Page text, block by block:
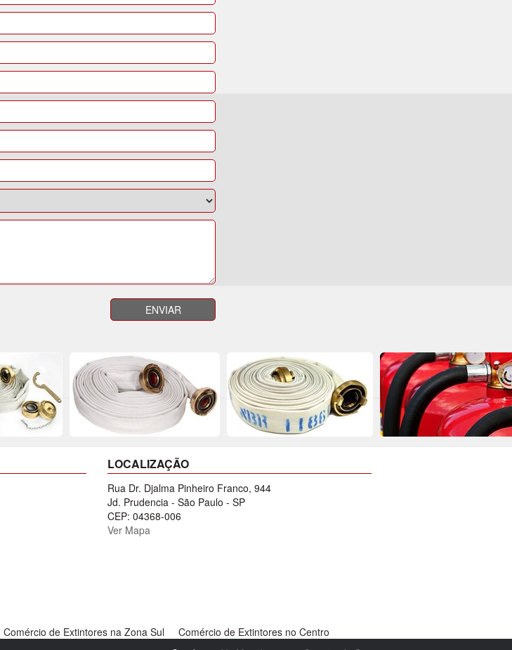
LOCALIZAÇÃO
Rua Dr. Djalma Pinheiro Franco, 944
Jd. Prudencia - São Paulo - SP
CEP: 04368-006
Ver Mapa
Comércio de Extintores na Zona Sul
Comércio de Extintores no Centro